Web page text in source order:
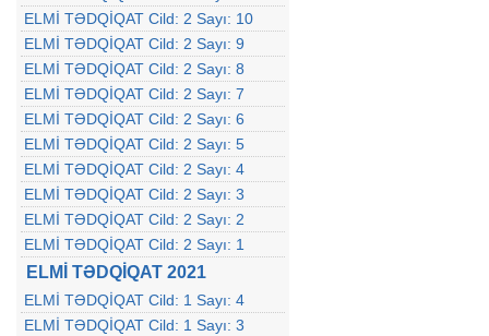
ELMİ TƏDQİQAT Cild: 2 Sayı: 10
ELMİ TƏDQİQAT Cild: 2 Sayı: 9
ELMİ TƏDQİQAT Cild: 2 Sayı: 8
ELMİ TƏDQİQAT Cild: 2 Sayı: 7
ELMİ TƏDQİQAT Cild: 2 Sayı: 6
ELMİ TƏDQİQAT Cild: 2 Sayı: 5
ELMİ TƏDQİQAT Cild: 2 Sayı: 4
ELMİ TƏDQİQAT Cild: 2 Sayı: 3
ELMİ TƏDQİQAT Cild: 2 Sayı: 2
ELMİ TƏDQİQAT Cild: 2 Sayı: 1
ELMİ TƏDQİQAT 2021
ELMİ TƏDQİQAT Cild: 1 Sayı: 4
ELMİ TƏDQİQAT Cild: 1 Sayı: 3